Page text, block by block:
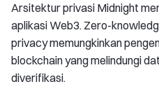
Arsitektur privasi Midnight
aplikasi Web3. Zero-
privacy memungkinkan
blockchain yang melindungi
diverifikasi.